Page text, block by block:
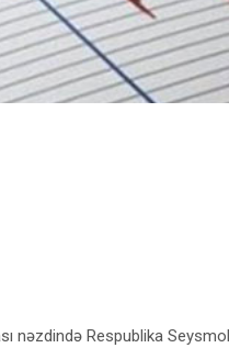
nəzdində Respublika